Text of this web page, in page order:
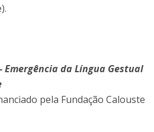
Emergência da Língua Gestual
pela Fundação Calouste